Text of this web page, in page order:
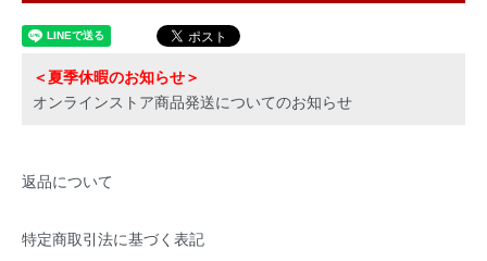
＜夏季休暇のお知らせ＞
オンラインストア商品発送についてのお知らせ
返品について
特定商取引法に基づく表記